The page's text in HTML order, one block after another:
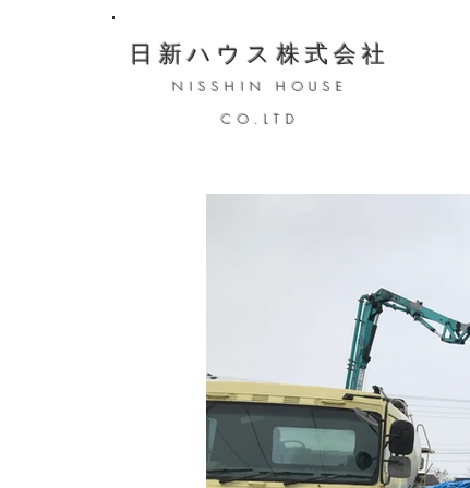
日新ハウス株式会社
NISSHIN HOUSE
CO.LTD